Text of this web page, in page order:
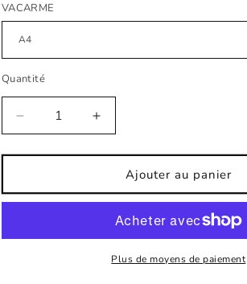
VACARME
Quantité
Réduire
la
quantité
Mon
Affiche
chat
Augmenter
la
quantité
Mon
Affiche
pirate
chat
hooligan
Ajouter au panier
Plus de moyens de paiement